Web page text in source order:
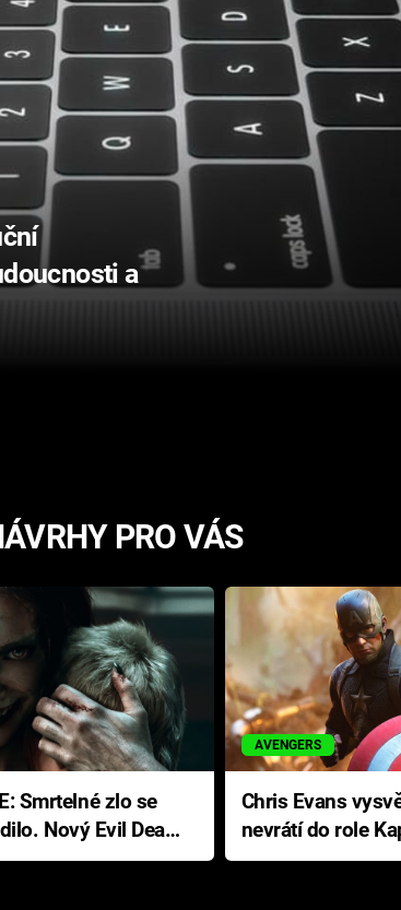
a
PRO VÁS
Nový Evil Dead
AVENGERS
Chris Evans
nevrátí do role
Ameriky